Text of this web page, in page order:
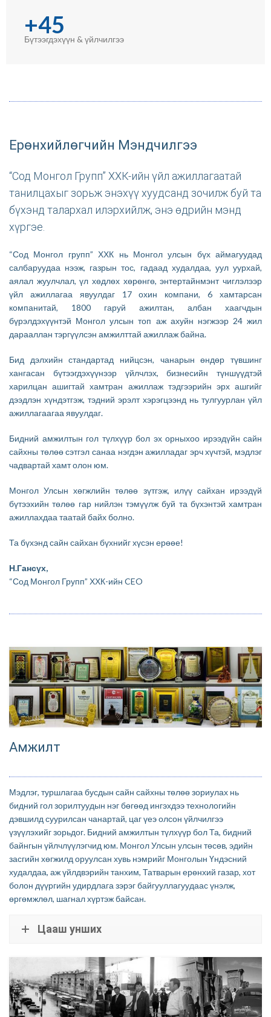
+45
Бүтээгдэхүүн & үйлчилгээ
Ерөнхийлөгчийн Мэндчилгээ
“Сод Монгол Групп” ХХК-ийн үйл ажиллагаатай
танилцахыг зорьж энэхүү хуудсанд зочилж буй та
бүхэнд талархал илэрхийлж, энэ өдрийн мэнд
хүргэе.
“Сод Монгол групп” ХХК нь Монгол улсын бүх аймагуудад
салбаруудаа нээж, газрын тос, гадаад худалдаа, уул уурхай,
аялал жуулчлал, үл хөдлөх хөрөнгө, энтертайнмэнт чиглэлээр
үйл ажиллагаа явуулдаг 17 охин компани, 6 хамтарсан
компанитай, 1800 гаруй ажилтан, албан хаагчдын
бүрэлдэхүүнтэй Монгол улсын топ аж ахуйн нэгжээр 24 жил
дарааллан тэргүүлсэн амжилттай ажиллаж байна.
Бид дэлхийн стандартад нийцсэн, чанарын өндөр түвшинг
хангасан бүтээгдэхүүнээр үйлчлэх, бизнесийн түншүүдтэй
харилцан ашигтай хамтран ажиллаж тэдгээрийн эрх ашгийг
дээдлэн хүндэтгэж, тэдний эрэлт хэрэгцээнд нь тулгуурлан үйл
ажиллагаагаа явуулдаг.
Бидний амжилтын гол түлхүүр бол эх орныхоо ирээдүйн сайн
сайхны төлөө сэтгэл санаа нэгдэн ажилладаг эрч хүчтэй, мэдлэг
чадвартай хамт олон юм.
Монгол Улсын хөгжлийн төлөө зүтгэж, илүү сайхан ирээдүй
бүтээхийн төлөө гар нийлэн тэмүүлж буй та бүхэнтэй хамтран
ажиллахдаа таатай байх болно.
Та бүхэнд сайн сайхан бүхнийг хүсэн ерөөе!
Н.Гансүх,
“Сод Монгол Групп” ХХК-ийн CEO
Амжилт
Мэдлэг, туршлагаа бусдын сайн сайхны төлөө зориулах нь
бидний гол зорилтуудын нэг бөгөөд ингэхдээ технологийн
дэвшилд суурилсан чанартай, цаг үеэ олсон үйлчилгээ
үзүүлэхийг зорьдог. Бидний амжилтын түлхүүр бол Та, бидний
байнгын үйлчлүүлэгчид юм. Монгол Улсын улсын төсөв, эдийн
засгийн хөгжилд оруулсан хувь нэмрийг Монголын Үндэсний
худалдаа, аж үйлдвэрийн танхим, Татварын ерөнхий газар, хот
болон дүүргийн удирдлага зэрэг байгууллагуудаас үнэлж,
өргөмжлөл, шагнал хүртэж байсан.
Цааш унших